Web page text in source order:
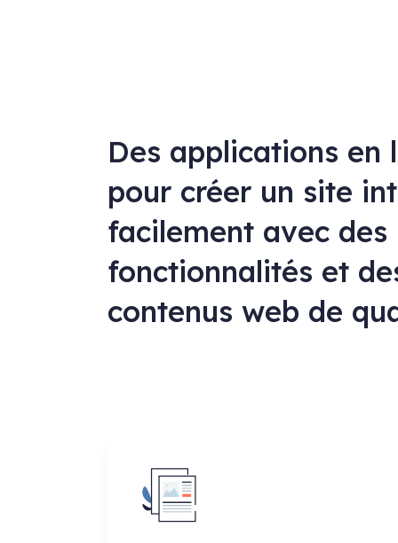
Des applications en
pour créer un site
facilement avec des
fonctionnalités et
contenus web de